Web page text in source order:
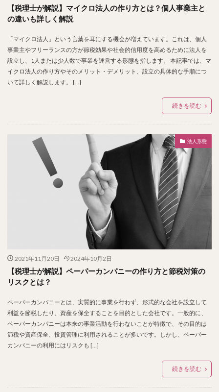
【税理士が解説】マイクロ法人の作り方とは？個人事業主と
の違いも詳しく解説
「マイクロ法人」という言葉を耳にする機会が増えています。これは、個人
事業主やフリーランスの方が節税効果や社会的信用度を高めるために法人を
設立し、1人または少人数で事業を運営する形態を指します。 本記事では、マ
イクロ法人の作り方やそのメリット・デメリット、設立の具体的な手順につ
いて詳しく解説します。 […]
続きを読む
法人形態
2021年11月20日 2024年10月2日
【税理士が解説】ペーパーカンパニーの作り方と節税対策の
リスクとは？
ペーパーカンパニーとは、実質的に事業を行わず、形式的な会社を設立して
利益を節税したり、資産を保全することを目的とした会社です。一般的に、
ペーパーカンパニーは本来の事業活動を行わないことが特徴で、その目的は
節税や資産保全、投資管理に利用されることが多いです。しかし、ペーパー
カンパニーの利用にはリスクも […]
続きを読む